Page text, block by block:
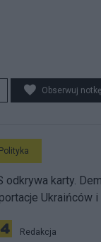
Obserwuj notkę
Polityka
odkrywa karty.
Ukraińców
Redakcja